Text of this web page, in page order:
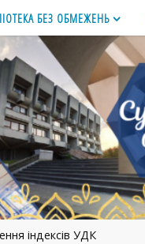
БЕЗ ОБМЕЖЕНЬ
індексів УДК